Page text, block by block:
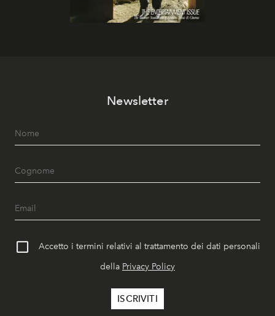
Newsletter
Accetto i termini relativi al trattamento dei dati personali
della Privacy Policy